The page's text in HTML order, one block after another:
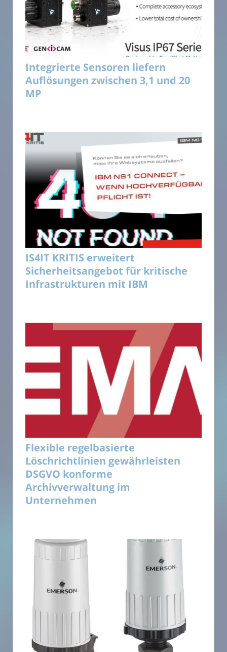
Integrierte Sensoren liefern
Auflösungen zwischen 3,1 und 20
MP
IS4IT KRITIS erweitert
Sicherheitsangebot für kritische
Infrastrukturen mit IBM
Flexible regelbasierte
Löschrichtlinien gewährleisten
DSGVO konforme
Archivverwaltung im
Unternehmen